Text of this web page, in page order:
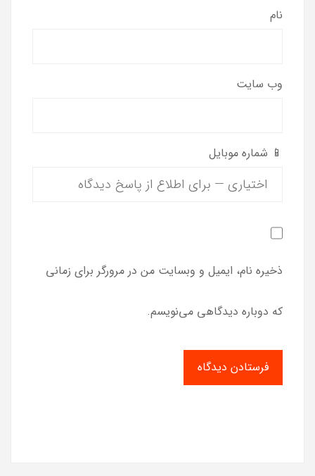
نام
وب‌ سایت
📱 شماره موبایل
ذخیره نام، ایمیل و وبسایت من در مرورگر برای زمانی
که دوباره دیدگاهی می‌نویسم.